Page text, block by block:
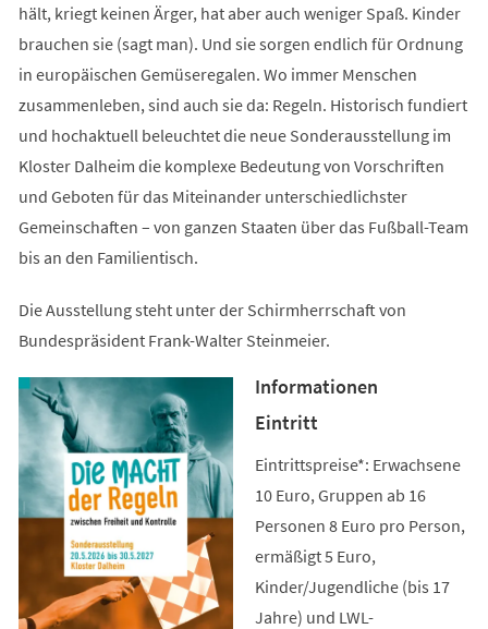
hält, kriegt keinen Ärger, hat aber auch weniger Spaß. Kinder
brauchen sie (sagt man). Und sie sorgen endlich für Ordnung
in europäischen Gemüseregalen. Wo immer Menschen
zusammenleben, sind auch sie da: Regeln. Historisch fundiert
und hochaktuell beleuchtet die neue Sonderausstellung im
Kloster Dalheim die komplexe Bedeutung von Vorschriften
und Geboten für das Miteinander unterschiedlichster
Gemeinschaften – von ganzen Staaten über das Fußball-Team
bis an den Familientisch.
Die Ausstellung steht unter der Schirmherrschaft von
Bundespräsident Frank-Walter Steinmeier.
Informationen
Eintritt
Eintrittspreise*: Erwachsene
10 Euro, Gruppen ab 16
Personen 8 Euro pro Person,
ermäßigt 5 Euro,
Kinder/Jugendliche (bis 17
Jahre) und LWL-